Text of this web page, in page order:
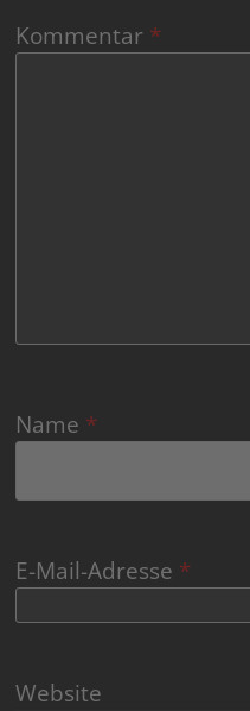
Kommentar *
Name *
E-Mail-Adresse *
Website